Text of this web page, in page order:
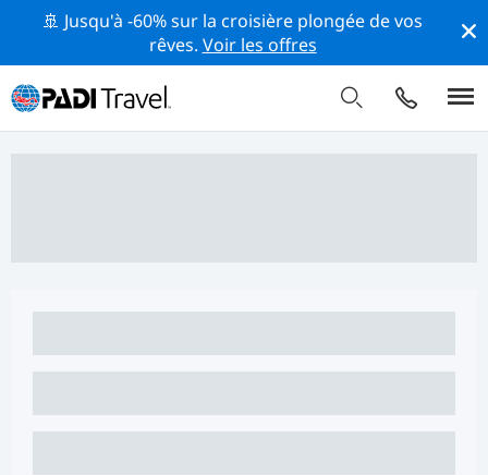
🚢 Jusqu'à -60% sur la croisière plongée de vos
rêves. Voir les offres